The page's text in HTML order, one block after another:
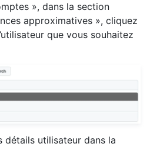
», dans la section
approximatives », cliquez
que vous souhaitez
détails utilisateur dans la